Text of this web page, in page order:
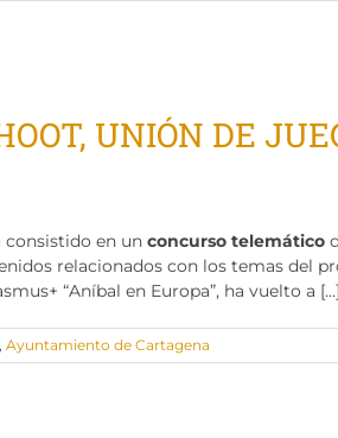
UNIÓN DE
consistido en un concurso telemático
relacionados con los temas del
“Aníbal en Europa”, ha vuelto a […]
, Ayuntamiento de Cartagena